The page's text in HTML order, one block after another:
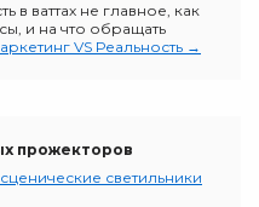
ваттах не главное, как
и на что обращать
VS Реальность →
прожекторов
светильники